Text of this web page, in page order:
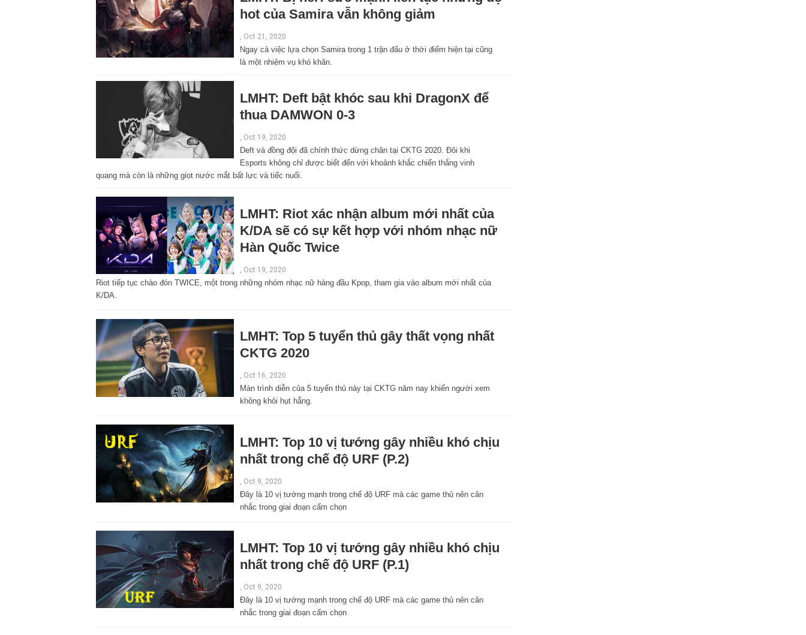
hot của Samira vẫn không giảm
, Oct 21, 2020
Ngay cả việc lựa chọn Samira trong 1 trận đấu ở thời điểm hiện tại cũng
là một nhiệm vụ khó khăn.
LMHT: Deft bật khóc sau khi DragonX để
thua DAMWON 0-3
, Oct 19, 2020
Deft và đồng đội đã chính thức dừng chân tại CKTG 2020. Đôi khi
Esports không chỉ được biết đến với khoảnh khắc chiến thắng vinh
quang mà còn là những giọt nước mắt bất lực và tiếc nuối.
LMHT: Riot xác nhận album mới nhất của
K/DA sẽ có sự kết hợp với nhóm nhạc nữ
Hàn Quốc Twice
, Oct 19, 2020
Riot tiếp tục chào đón TWICE, một trong những nhóm nhạc nữ hàng đầu Kpop, tham gia vào album mới nhất của
K/DA.
LMHT: Top 5 tuyển thủ gây thất vọng nhất
CKTG 2020
, Oct 16, 2020
Màn trình diễn của 5 tuyển thủ này tại CKTG năm nay khiến người xem
không khỏi hụt hẫng.
LMHT: Top 10 vị tướng gây nhiều khó chịu
nhất trong chế độ URF (P.2)
Oct 9, 2020
Đây là 10 vị tướng mạnh trong chế độ URF mà các game thủ nên cân
nhắc trong giai đoạn cấm chọn
LMHT: Top 10 vị tướng gây nhiều khó chịu
nhất trong chế độ URF (P.1)
, Oct 9, 2020
Đây là 10 vị tướng mạnh trong chế độ URF mà các game thủ nên cân
nhắc trong giai đoạn cấm chọn